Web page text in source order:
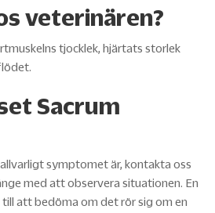
veterinären?
tjocklek, hjärtats storlek
Sacrum
symptomet är, kontakta oss
med att observera situationen. En
att bedöma om det rör sig om en